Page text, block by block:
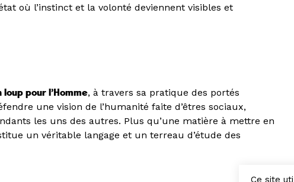
où l’instinct et la volonté deviennent visibles et
loup pour l’Homme, à travers sa pratique des portés
une vision de l’humanité faite d’êtres sociaux,
les uns des autres. Plus qu’une matière à mettre en
un véritable langage et un terreau d’étude des
Ce site